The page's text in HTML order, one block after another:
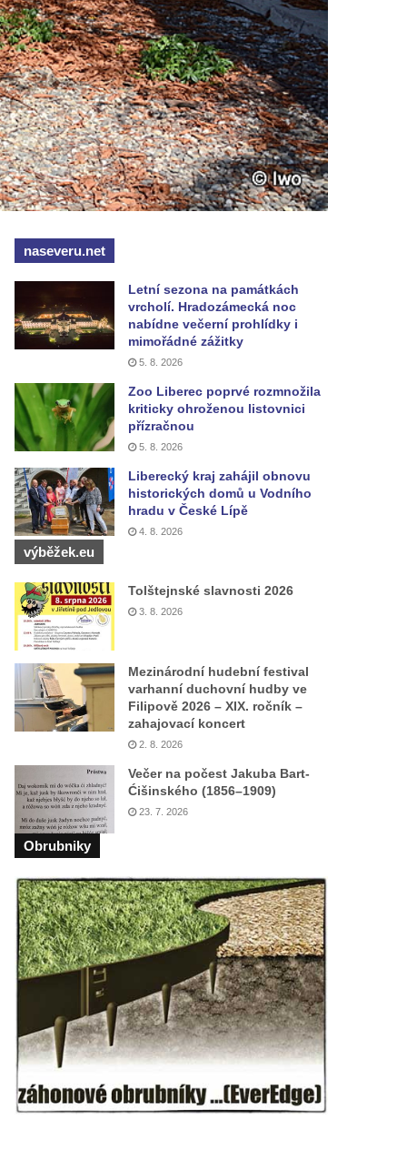
naseveru.net
Letní sezona na památkách
vrcholí. Hradozámecká noc
nabídne večerní prohlídky i
mimořádné zážitky
5. 8. 2026
Zoo Liberec poprvé rozmnožila
kriticky ohroženou listovnici
přízračnou
5. 8. 2026
Liberecký kraj zahájil obnovu
historických domů u Vodního
hradu v České Lípě
4. 8. 2026
výběžek.eu
Tolštejnské slavnosti 2026
3. 8. 2026
Mezinárodní hudební festival
varhanní duchovní hudby ve
Filipově 2026 – XIX. ročník –
zahajovací koncert
2. 8. 2026
Večer na počest Jakuba Bart-
Ćišinského (1856–1909)
23. 7. 2026
Obrubniky